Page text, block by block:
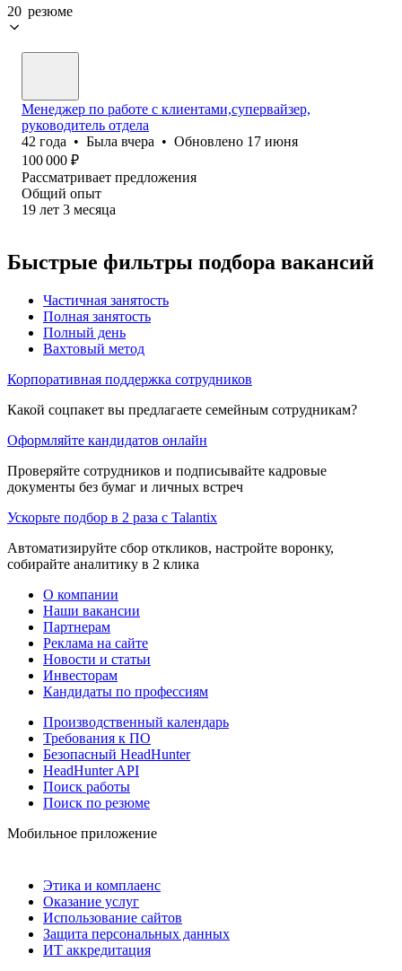
20 резюме
Менеджер по работе с клиентами,супервайзер,
руководитель отдела
42 года • Была вчера • Обновлено 17 июня
100 000 ₽
Рассматривает предложения
Общий опыт
19 лет 3 месяца
Быстрые фильтры подбора вакансий
Частичная занятость
Полная занятость
Полный день
Вахтовый метод
Корпоративная поддержка сотрудников
Какой соцпакет вы предлагаете семейным сотрудникам?
Оформляйте кандидатов онлайн
Проверяйте сотрудников и подписывайте кадровые
документы без бумаг и личных встреч
Ускорьте подбор в 2 раза с Talantix
Автоматизируйте сбор откликов, настройте воронку,
собирайте аналитику в 2 клика
О компании
Наши вакансии
Партнерам
Реклама на сайте
Новости и статьи
Инвесторам
Кандидаты по профессиям
Производственный календарь
Требования к ПО
Безопасный HeadHunter
HeadHunter API
Поиск работы
Поиск по резюме
Мобильное приложение
Этика и комплаенс
Оказание услуг
Использование сайтов
Защита персональных данных
ИТ аккредитация